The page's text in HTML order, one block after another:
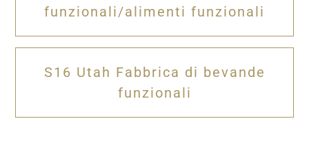
funzionali/alimenti funzionali
S16 Utah Fabbrica di bevande
funzionali